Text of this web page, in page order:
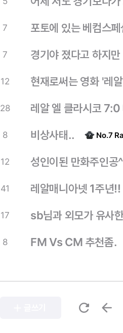
7 포토에 있는 베컴스
7 경기야 졌다고 하지만
12 현재로써는 영화 '레
28 레알 엘 클라시코 7:0
8 비상사태.. No.7
12 성인이된 만화주인공
41 레알매니아넷 1주년!!
17 sb님과 외모가 유사
8 FM Vs CM 추천좀.
refresh arrow_back